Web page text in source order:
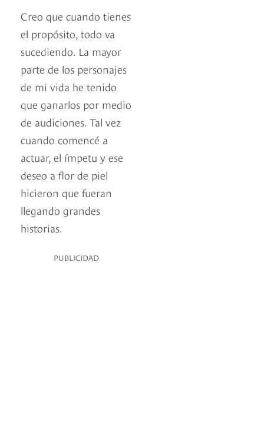
Creo que cuando tienes
el propósito, todo va
sucediendo. La mayor
parte de los personajes
de mi vida he tenido
que ganarlos por medio
de audiciones. Tal vez
cuando comencé a
actuar, el ímpetu y ese
deseo a flor de piel
hicieron que fueran
llegando grandes
historias.
PUBLICIDAD